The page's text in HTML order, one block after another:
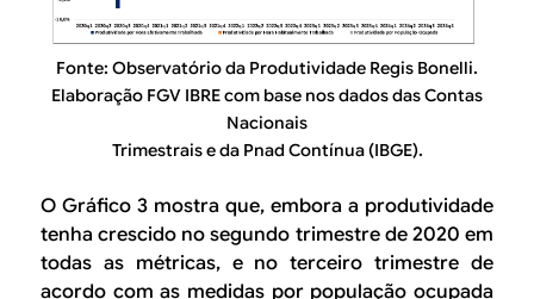
Fonte: Observatório da Produtividade Regis Bonelli.
Elaboração FGV IBRE com base nos dados das Contas
Nacionais
Trimestrais e da Pnad Contínua (IBGE).
O Gráfico 3 mostra que, embora a produtividade
tenha crescido no segundo trimestre de 2020 em
todas as métricas, e no terceiro trimestre de
acordo com as medidas por população ocupada